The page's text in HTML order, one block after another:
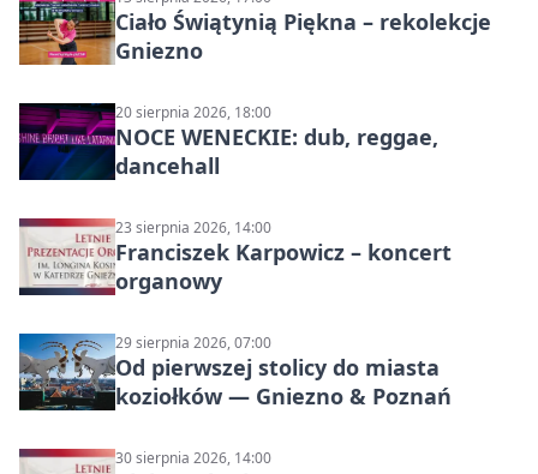
Ciało Świątynią Piękna – rekolekcje
Gniezno
20 sierpnia 2026, 18:00
NOCE WENECKIE: dub, reggae,
dancehall
23 sierpnia 2026, 14:00
Franciszek Karpowicz – koncert
organowy
29 sierpnia 2026, 07:00
Od pierwszej stolicy do miasta
koziołków — Gniezno & Poznań
30 sierpnia 2026, 14:00